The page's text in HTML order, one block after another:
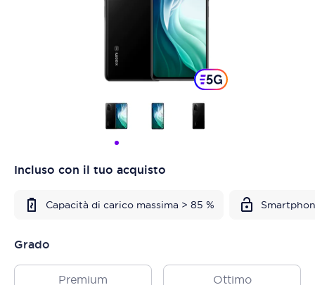
Incluso con il tuo acquisto
Capacità di carico massima > 85 %
Grado
Premium Ottimo